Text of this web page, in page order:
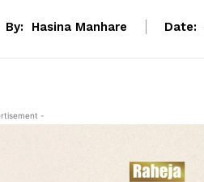
By: Hasina Manhare Date:
-